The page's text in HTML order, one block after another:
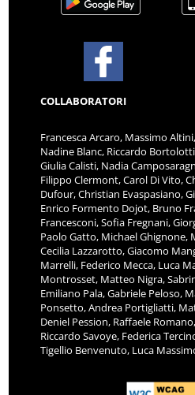
COLLABORATORI
Francesca Arcaro, Massimo
Nadine Blanc, Riccardo
Giulia Calisti, Nadia
Filippo Clermont, Carol Di Vito,
Dufour, Christian Evaspasiano,
Enrico Formento Dojot, Bruno
Francesconi, Sofia Fregnani,
Paolo Gatto, Michael Ghignone,
Cecilia Lazzarotto, Giacomo
Marrelli, Federico Mecca, Luca
Montrosset, Matteo Nigra,
Emiliano Pala, Gabriele Peloso,
Ponsetto, Andrea Portigliatti,
Deniel Pession, Raffaele
Riccardo Savoye, Federica
Tigellio Benvenuto, Luca